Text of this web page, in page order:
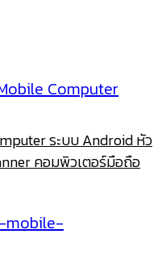
ระบบ Android หัว
คอมพิวเตอร์มือถือ